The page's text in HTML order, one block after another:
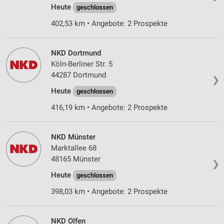
Heute
geschlossen
402,53 km • Angebote: 2 Prospekte
❯
NKD Dortmund
Köln-Berliner Str. 5
44287 Dortmund
Heute
geschlossen
416,19 km • Angebote: 2 Prospekte
❯
NKD Münster
Marktallee 68
48165 Münster
Heute
geschlossen
398,03 km • Angebote: 2 Prospekte
NKD Olfen
Erstellung von Profilen zur Personalisierung
von Inhalten
personalisierter Inhalte
Messung der Werbeleistung
Messung der Performance von Inhalten
Quellen
Entwicklung und Verbesserung der Angebote
Verwendung reduzierter Daten zur Auswahl von